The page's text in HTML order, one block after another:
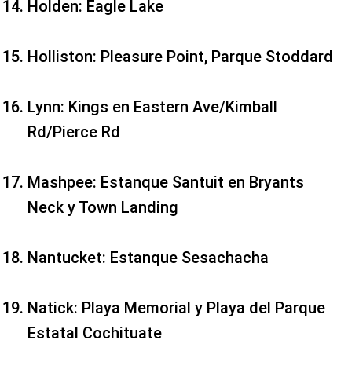
Holden: Eagle Lake
Holliston: Pleasure Point, Parque Stoddard
Lynn: Kings en Eastern Ave/Kimball
Rd/Pierce Rd
Mashpee: Estanque Santuit en Bryants
Neck y Town Landing
Nantucket: Estanque Sesachacha
Natick: Playa Memorial y Playa del Parque
Estatal Cochituate